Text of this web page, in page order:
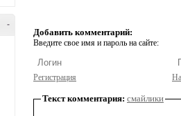
-
Добавить комментарий:
Введите свое имя и пароль на сайте:
Регистрация
Текст комментария: смайлики